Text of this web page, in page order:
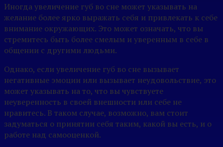
Иногда увеличение губ во сне может указывать на
желание более ярко выражать себя и привлекать к себе
внимание окружающих. Это может означать, что вы
стремитесь быть более смелым и уверенным в себе в
общении с другими людьми.
Однако, если увеличение губ во сне вызывает
негативные эмоции или вызывает неудовольствие, это
может указывать на то, что вы чувствуете
неуверенность в своей внешности или себе не
нравитесь. В таком случае, возможно, вам стоит
задуматься о принятии себя таким, какой вы есть, и о
работе над самооценкой.